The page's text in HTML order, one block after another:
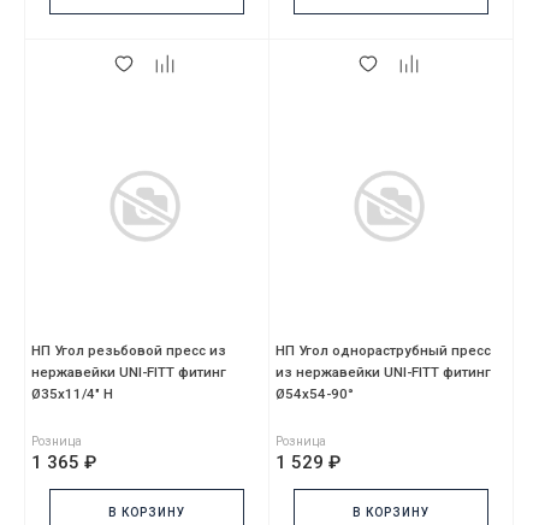
НП Угол резьбовой пресс из
нержавейки UNI-FITT фитинг
Ø35x11/4" Н
Розница
1 365 ₽
В КОРЗИНУ
НП Угол однораструбный пресс
из нержавейки UNI-FITT фитинг
Ø54х54-90°
Розница
1 529 ₽
В КОРЗИНУ